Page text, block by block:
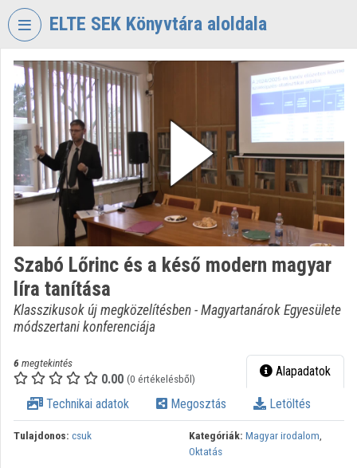
Fejléc kihagyása
ELTE SEK Könyvtára aloldala
VIDEOTORIUM
ELTE
EKL
SAVARIA
KÖNYVTÁR
ÉS
LEVÉLTÁR
Intézményi kezdőlap
Bejelentkezés
Intézményi felfedezés
Intézményi listák
Intézmények
Közreműködők
Szabó Lőrinc és a késő modern magyar
líra tanítása
Klasszikusok új megközelítésben - Magyartanárok Egyesülete
módszertani konferenciája
6 megtekintés
0.00 (0 értékelésből) Alapadatok
Technikai adatok Megosztás Letöltés
Tulajdonos: csuk Kategóriák: Magyar irodalom,
Oktatás